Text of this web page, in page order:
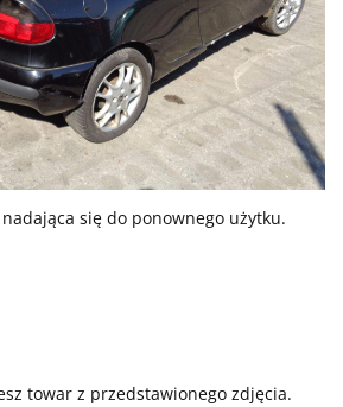
się do ponownego użytku.
towar z przedstawionego zdjęcia.